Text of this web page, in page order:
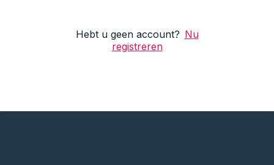
Hebt u geen account? Nu
registreren